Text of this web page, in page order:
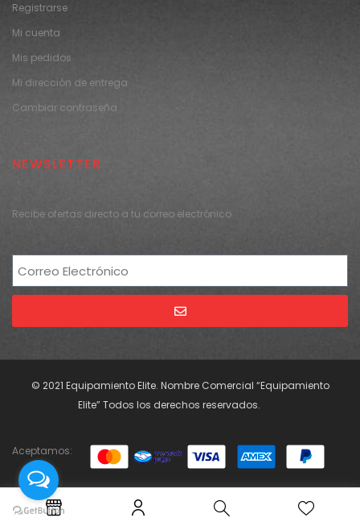
Registrarse
Mi cuenta
Mis pedidos
Mi dirección de entrega
Cambiar contraseña
NEWSLETTER
Recibe ofertas directo a tu correo electrónico
© 2021 Equipamiento Elite. Nombre Comercial “Equipamiento
Elite” Todos los derechos reservados.
Aceptamos: